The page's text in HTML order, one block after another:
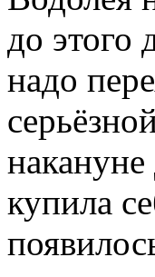
до этого
надо
купила